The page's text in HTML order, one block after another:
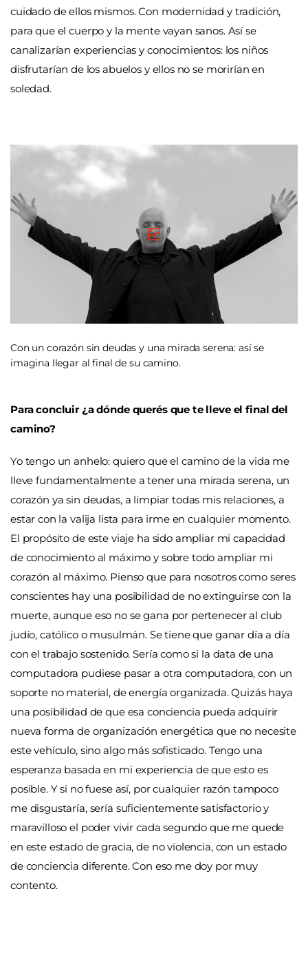
cuidado de ellos mismos. Con modernidad y tradición,
para que el cuerpo y la mente vayan sanos. Así se
canalizarían experiencias y conocimientos: los niños
disfrutarían de los abuelos y ellos no se morirían en
soledad.
Con un corazón sin deudas y una mirada serena: así se
imagina llegar al final de su camino.
Para concluir ¿a dónde querés que te lleve el final del
camino?
Yo tengo un anhelo: quiero que el camino de la vida me
lleve fundamentalmente a tener una mirada serena, un
corazón ya sin deudas, a limpiar todas mis relaciones, a
estar con la valija lista para irme en cualquier momento.
El propósito de este viaje ha sido ampliar mi capacidad
de conocimiento al máximo y sobre todo ampliar mi
corazón al máximo. Pienso que para nosotros como seres
conscientes hay una posibilidad de no extinguirse con la
muerte, aunque eso no se gana por pertenecer al club
judío, católico o musulmán. Se tiene que ganar día a día
con el trabajo sostenido. Sería como si la data de una
computadora pudiese pasar a otra computadora, con un
soporte no material, de energía organizada. Quizás haya
una posibilidad de que esa conciencia pueda adquirir
nueva forma de organización energética que no necesite
este vehículo, sino algo más sofisticado. Tengo una
esperanza basada en mi experiencia de que esto es
posible. Y si no fuese así, por cualquier razón tampoco
me disgustaría, sería suficientemente satisfactorio y
maravilloso el poder vivir cada segundo que me quede
en este estado de gracia, de no violencia, con un estado
de conciencia diferente. Con eso me doy por muy
contento.